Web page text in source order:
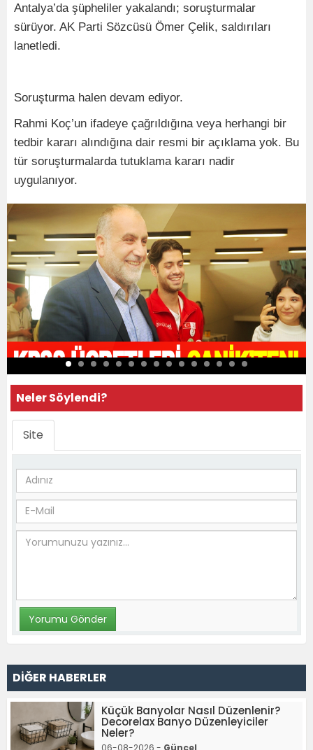
Antalya’da şüpheliler yakalandı; soruşturmalar
sürüyor. AK Parti Sözcüsü Ömer Çelik, saldırıları
lanetledi.
Soruşturma halen devam ediyor.
Rahmi Koç’un ifadeye çağrıldığına veya herhangi bir
tedbir kararı alındığına dair resmi bir açıklama yok. Bu
tür soruşturmalarda tutuklama kararı nadir
uygulanıyor.
Neler Söylendi?
Site
DİĞER HABERLER
Küçük Banyolar Nasıl Düzenlenir?
Decorelax Banyo Düzenleyiciler
Neler?
06-08-2026 - Güncel